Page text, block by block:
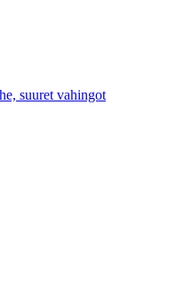
suuret vahingot